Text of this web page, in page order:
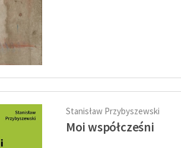
Stanisław Przybyszewski
Moi współcześni